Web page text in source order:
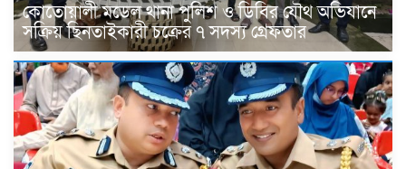
কোতোয়ালী মডেল থানা পুলিশ ও ডিবির যৌথ অভিযানে
সক্রিয় ছিনতাইকারী চক্রের ৭ সদস্য গ্রেফতার